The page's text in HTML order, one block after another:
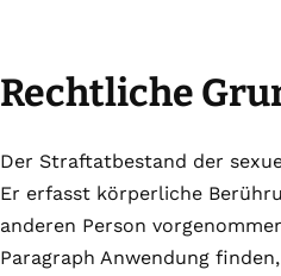
Rechtliche
Der Straftatbestand der
Er erfasst körperliche
anderen Person
Paragraph Anwendung